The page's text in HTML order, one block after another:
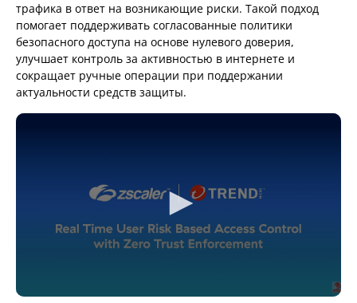
трафика в ответ на возникающие риски. Такой подход
помогает поддерживать согласованные политики
безопасного доступа на основе нулевого доверия,
улучшает контроль за активностью в интернете и
сокращает ручные операции при поддержании
актуальности средств защиты.